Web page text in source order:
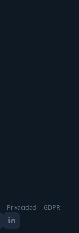
Privacidad GDPR